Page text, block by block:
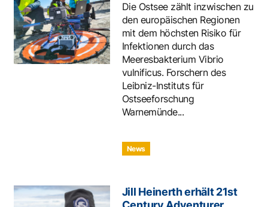
Die Ostsee zählt inzwischen zu
den europäischen Regionen
mit dem höchsten Risiko für
Infektionen durch das
Meeresbakterium Vibrio
vulnificus. Forschern des
Leibniz-Instituts für
Ostseeforschung
Warnemünde...
News
Jill Heinerth erhält 21st